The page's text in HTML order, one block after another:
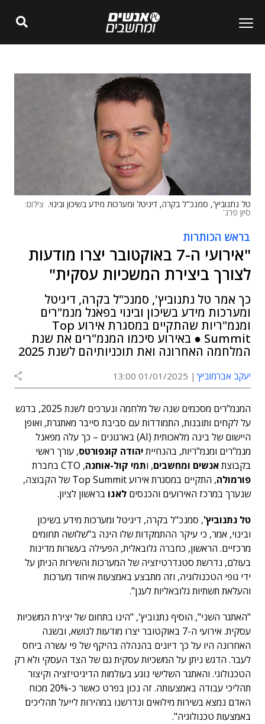
טל נתנוביץ', סמנכ"ל בקרה, דיגיטל ומערכות מידע בשיכון ובינוי. צילום:
סיון פרג'
בראש הכותרות
"אירועי ה-7 באוקטובר יצרו מודעות
לצורך ביצירת המשכיות עסקית"
כך אמר טל נתנוביץ', סמנכ"ל בקרה, דיגיטל
ומערכות מידע בשיכון ובינוי בפאנל מנמ"רים
ומנמ"ריות שהתקיים במסגרת אירוע Top
Summit ● באירוע סיכמו המנמ"רים את שנת
המלחמה האחרונה ואת תוכניותיהם לשנת 2025
יעקב אברמוביץ' 01/01/2025 13:00
המנמ"רים מסכמים שנה של מלחמה ונערכים לשנת 2025, בדגש
על לקחים ותובנות, התמודדות עם סביבת סייבר מאתגרת, ואופן
היישום של בינה מלאכותית (AI) בארגונים – כך עלה מפאנל
מנמ"רים ומנמ"ריות, בהנחייתיהודה קונפורטס, עורך ראשי
בקבוצתאנשים ומחשבים, ותמי קול-אוחנה, CTO בחברת
פורמולה
, התקיים במסגרת אירוע Top Summit של הקבוצה,
שנערך במרכז האירועים והכנסים לאגו בראשון לציון.
טל נתנוביץ', סמנכ"ל בקרה, דיגיטל ומערכות מידע בשיכון
ובינוי, אמר, כי עיקר ההתמקדות שלו הינה ב"שלושה תחומים
מרכזיים. הראשון, כחברה גלובאלית, הפעילה בעשרות מדינות
בעולם, נדרשת סטנדרטיזציה של המערכות והשירות הניתן על
ידי גופי הטכנולוגיה, וזה מתבצע באמצעות איחוד מערכות
והעלאת תשתיות גלובאליות לענן".
"האתגר השני", הוסיף נתנוביץ', "הינו בתחום של יצירת המשכיות
עסקית. אירועי ה-7 באוקטובר יצרו מודעות לנושא, ובשנה
האחרונה היו על כך דיונים בהנהלה בהיקף של פי עשרה ביחס
לעבר. הדגש ניתן על המשכיות עסקית גם של הצד העסקי ולא רק
הטכנולוגי. והאתגר השלישי נוגע בעולמות הדיגיטיזציה וקיצור
תהליכי עבודה באמצעותה. זה נכון בפרט כאשר כ-20% מכוח
האדם נמצא בשירות מילואים ונדרשנו במהירות לייעל תהליכים
באמצעות טכנולוגיה".